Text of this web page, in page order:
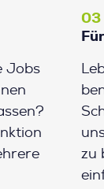
Jobs
03
zu